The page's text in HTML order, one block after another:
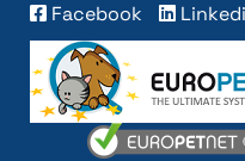
Facebook